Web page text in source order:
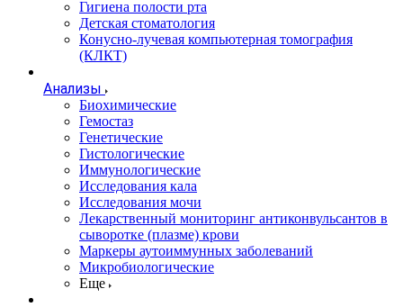
Гигиена полости рта
Детская стоматология
Конусно-лучевая компьютерная томография
(КЛКТ)
Анализы
Биохимические
Гемостаз
Генетические
Гистологические
Иммунологические
Исследования кала
Исследования мочи
Лекарственный мониторинг антиконвульсантов в
сыворотке (плазме) крови
Маркеры аутоиммунных заболеваний
Микробиологические
Еще